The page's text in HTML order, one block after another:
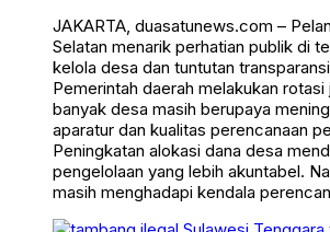
JAKARTA, duasatunews.com –
Selatan menarik perhatian publik di
kelola desa dan tuntutan
Pemerintah daerah melakukan rotasi
banyak desa masih berupaya
aparatur dan kualitas perencanaan
Peningkatan alokasi dana desa
pengelolaan yang lebih akuntabel.
masih menghadapi kendala